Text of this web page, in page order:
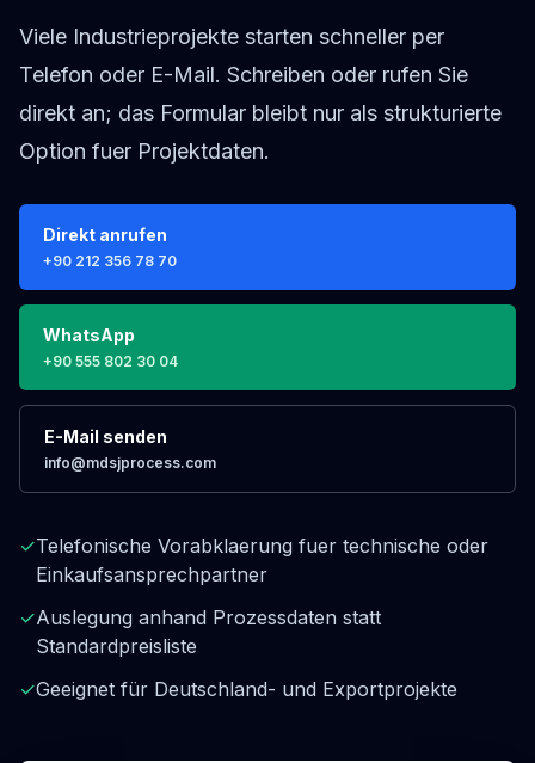
Viele Industrieprojekte starten schneller per
Telefon oder E-Mail. Schreiben oder rufen Sie
direkt an; das Formular bleibt nur als strukturierte
Option fuer Projektdaten.
Direkt anrufen
+90 212 356 78 70
WhatsApp
+90 555 802 30 04
E-Mail senden
info@mdsjprocess.com
✓Telefonische Vorabklaerung fuer technische oder
Einkaufsansprechpartner
✓Auslegung anhand Prozessdaten statt
Standardpreisliste
✓Geeignet für Deutschland- und Exportprojekte